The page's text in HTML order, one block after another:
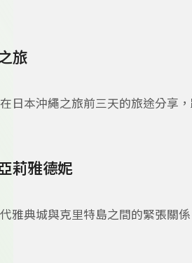
旅
日本沖繩之旅前三天的旅途分享，
莉雅德妮
雅典城與克里特島之間的緊張關係
妮的故事大概說明這段歷史，雖然